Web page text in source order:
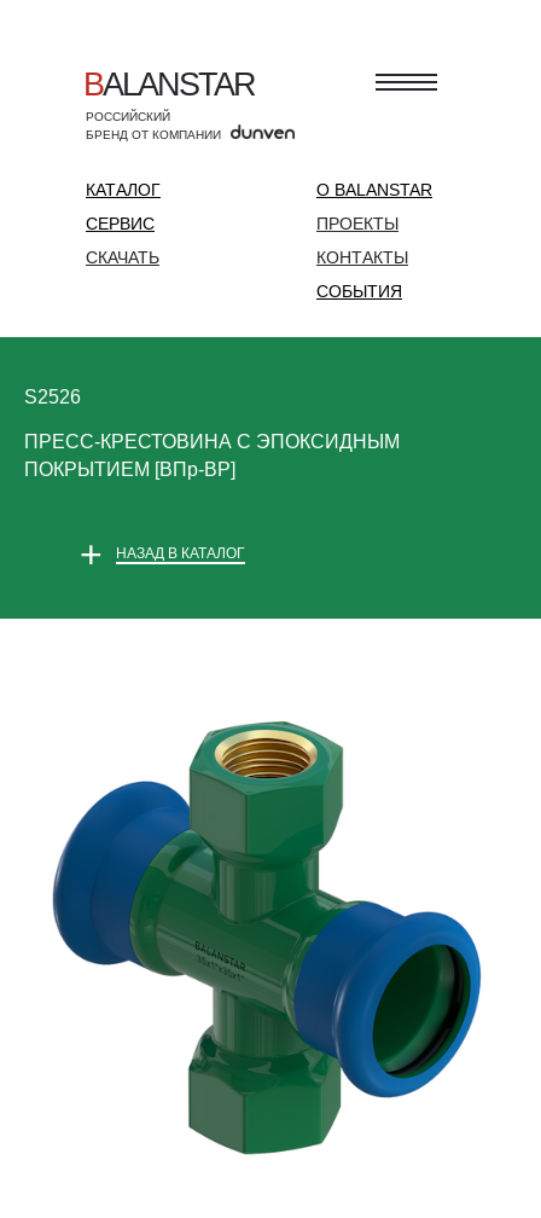
BALANSTAR
РОССИЙСКИЙ
БРЕНД ОТ КОМПАНИИ
КАТАЛОГ
СЕРВИС
СКАЧАТЬ
СОБЫТИЯ
О BALANSTAR
ПРОЕКТЫ
КОНТАКТЫ
S2526
ПРЕСС-КРЕСТОВИНА С ЭПОКСИДНЫМ
ПОКРЫТИЕМ [ВПр-ВР]
НАЗАД В КАТАЛОГ
+